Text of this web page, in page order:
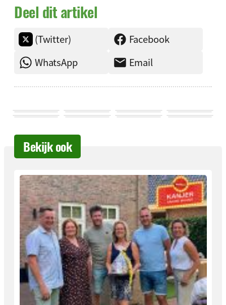
Deel dit artikel
(Twitter)
Facebook
WhatsApp
Email
Bekijk ook